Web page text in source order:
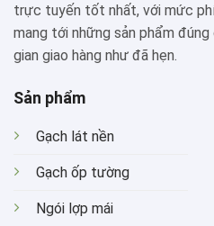
trực tuyến tốt nhất, với mức
mang tới những sản phẩm
gian giao hàng như đã hẹn.
Sản phẩm
Gạch lát nền
Gạch ốp tường
Ngói lợp mái